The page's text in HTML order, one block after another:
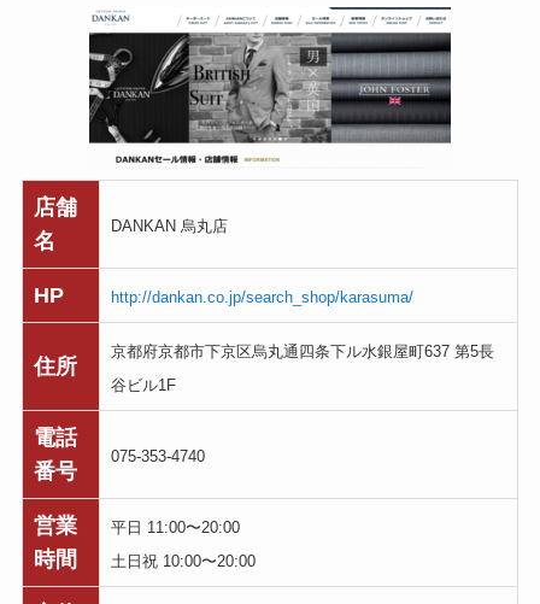
店舗
名
DANKAN 烏丸店
HP http://dankan.co.jp/search_shop/karasuma/
住所
京都府京都市下京区烏丸通四条下ル水銀屋町637 第5長
谷ビル1F
電話
番号
075-353-4740
営業
時間
平日 11:00〜20:00
土日祝 10:00〜20:00